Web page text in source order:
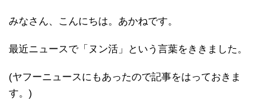
みなさん、こんにちは。あかねです。
最近ニュースで「ヌン活」という言葉をききました。
(ヤフーニュースにもあったので記事をはっておきま
す。)